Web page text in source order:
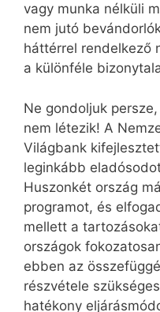
vagy munka nélküli
nem jutó
háttérrel rendelkező
a különféle
Ne gondoljuk
nem létezik! A
Világbank
leginkább
Huszonkét ország
programot, és
mellett a
országok
ebben az
részvétele
hatékony